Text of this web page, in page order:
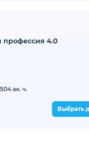
профессия 4.0
504 ак. ч.
Выбрать